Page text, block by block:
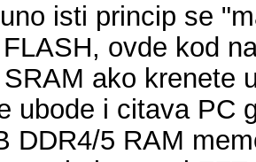
isti princip se
ovde kod
ako krenete
ubode i citava PC
DDR4/5 RAM